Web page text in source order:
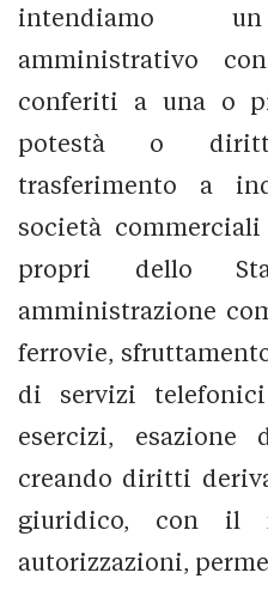
intendiamo un
amministrativo
conferiti a una o
potestà o
trasferimento a
società
propri dello
amministrazione
ferrovie,
di servizi
esercizi,
creando diritti
giuridico, con il
autorizzazioni,